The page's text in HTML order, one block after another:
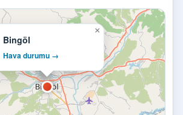
Bingöl
Hava durumu →
×